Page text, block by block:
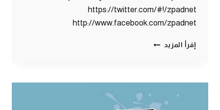
https://twitter.com/#!/zpadnet
http://www.facebook.com/zpadnet
إقرأ المزيد ماين
القرويين
#41